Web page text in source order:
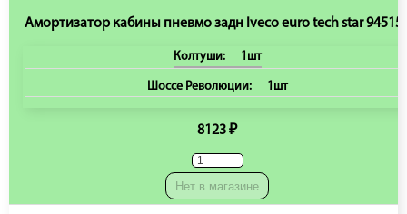
Амортизатор кабины пневмо задн Iveco euro tech star
Колтуши: 1шт
Шоссе Революции: 1шт
8123 ₽
Нет в магазине